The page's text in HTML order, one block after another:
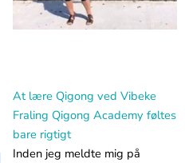
At lære Qigong ved Vibeke
Fraling Qigong Academy føltes
bare rigtigt
Inden jeg meldte mig på